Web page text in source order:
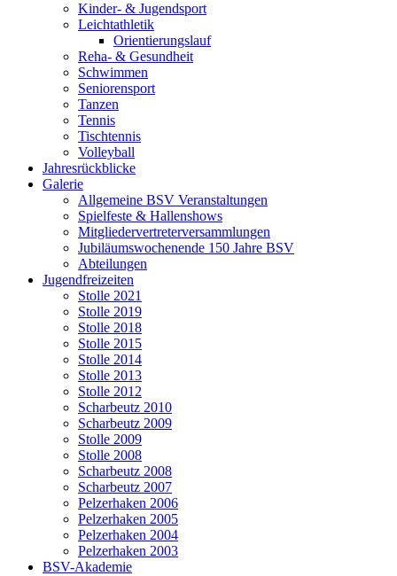
Kinder- & Jugendsport
Leichtathletik
Orientierungslauf
Reha- & Gesundheit
Schwimmen
Seniorensport
Tanzen
Tennis
Tischtennis
Volleyball
Jahresrückblicke
Galerie
Allgemeine BSV Veranstaltungen
Spielfeste & Hallenshows
Mitgliedervertreterversammlungen
Jubiläumswochenende 150 Jahre BSV
Abteilungen
Jugendfreizeiten
Stolle 2021
Stolle 2019
Stolle 2018
Stolle 2015
Stolle 2014
Stolle 2013
Stolle 2012
Scharbeutz 2010
Scharbeutz 2009
Stolle 2009
Stolle 2008
Scharbeutz 2008
Scharbeutz 2007
Pelzerhaken 2006
Pelzerhaken 2005
Pelzerhaken 2004
Pelzerhaken 2003
BSV-Akademie